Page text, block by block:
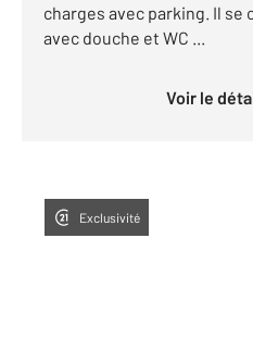
charges avec parking. Il se
avec douche et WC ...
Voir le
Exclusivité